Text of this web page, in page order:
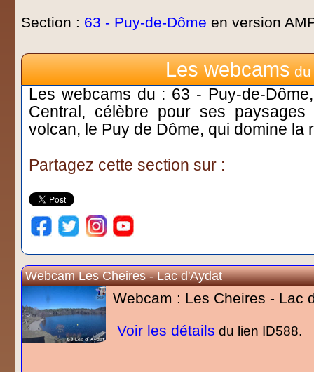
Section : 63 - Puy-de-Dôme en version
Les webcamsdu
Les webcams du : 63 - Puy-de-
Central, célèbre pour ses
volcan, le Puy de Dôme, qui domine la
Partagez cette section sur :
Webcam Les Cheires - Lac d'Aydat
Webcam : Les Cheires - Lac
Voir les détails du lien ID588.